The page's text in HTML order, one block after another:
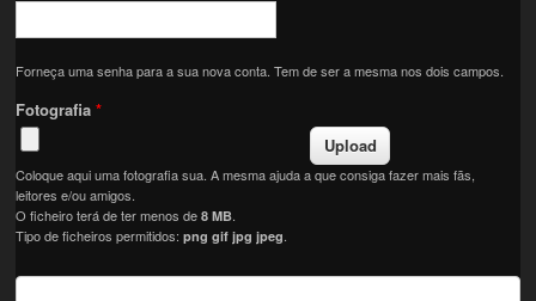
Forneça uma senha para a sua nova conta. Tem de ser a mesma nos dois campos.
Fotografia*
Coloque aqui uma fotografia sua. A mesma ajuda a que consiga fazer mais fãs,
leitores e/ou amigos.
O ficheiro terá de ter menos de8 MB
Tipo de ficheiros permitidos:png gif jpg jpeg